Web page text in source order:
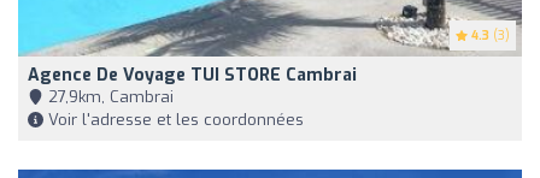
4.3 (3)
Agence De Voyage TUI STORE Cambrai
27,9km, Cambrai
Voir l'adresse et les coordonnées